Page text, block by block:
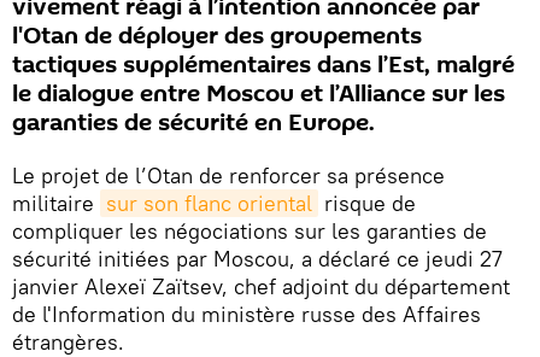
vivement réagi à l’intention annoncée par
l'Otan de déployer des groupements
tactiques supplémentaires dans l’Est, malgré
le dialogue entre Moscou et l’Alliance sur les
garanties de sécurité en Europe.
Le projet de l’Otan de renforcer sa présence
militaire sur son flanc oriental risque de
compliquer les négociations sur les garanties de
sécurité initiées par Moscou, a déclaré ce jeudi 27
janvier Alexeï Zaïtsev, chef adjoint du département
de l'Information du ministère russe des Affaires
étrangères.